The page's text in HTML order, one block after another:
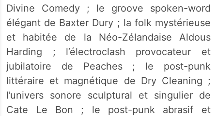
Divine Comedy ; le groove spoken-word
élégant de Baxter Dury ; la folk mystérieuse
et habitée de la Néo-Zélandaise Aldous
Harding ; l’électroclash provocateur et
jubilatoire de Peaches ; le post-punk
littéraire et magnétique de Dry Cleaning ;
l’univers sonore sculptural et singulier de
Cate Le Bon ; le post-punk abrasif et